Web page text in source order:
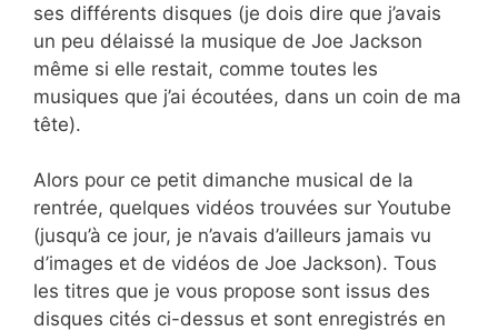
ses différents disques (je dois dire que j’avais
un peu délaissé la musique de Joe Jackson
même si elle restait, comme toutes les
musiques que j’ai écoutées, dans un coin de ma
tête).
Alors pour ce petit dimanche musical de la
rentrée, quelques vidéos trouvées sur Youtube
(jusqu’à ce jour, je n’avais d’ailleurs jamais vu
d’images et de vidéos de Joe Jackson). Tous
les titres que je vous propose sont issus des
disques cités ci-dessus et sont enregistrés en